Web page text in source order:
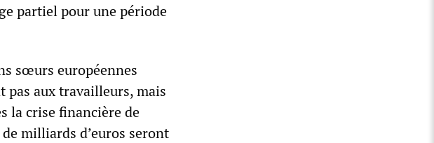
partiel pour une période
sœurs européennes
pas aux travailleurs, mais
la crise financière de
milliards d’euros seront